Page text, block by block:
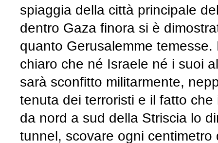
spiaggia della città principale
dentro Gaza finora si è
quanto Gerusalemme
chiaro che né Israele né i suoi
sarà sconfitto militarmente,
tenuta dei terroristi e il fatto
da nord a sud della Striscia lo
tunnel, scovare ogni